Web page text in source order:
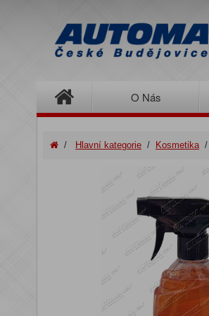
O Nás
/ Hlavní kategorie / Kosmetika/